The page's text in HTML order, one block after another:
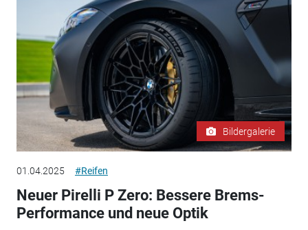
Bildergalerie
01.04.2025 #Reifen
Neuer Pirelli P Zero: Bessere Brems-
Performance und neue Optik